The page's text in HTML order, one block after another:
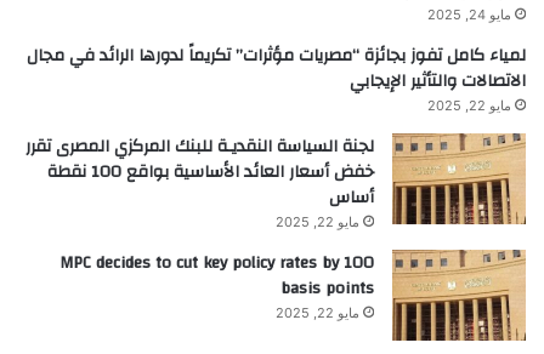
مايو 24, 2025
لمياء كامل تفوز بجائزة “مصريات مؤثرات” تكريماً لدورها الرائد في مجال
الاتصالات والتأثير الإيجابي
مايو 22, 2025
لجنة السياسة النقديـة للبنك المركزي المصرى تقرر
خفض أسعار العائد الأساسية بواقع 100 نقطة
أساس
مايو 22, 2025
MPC decides to cut key policy rates by 100
basis points
مايو 22, 2025